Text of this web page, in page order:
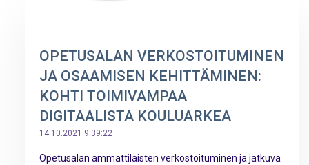
OPETUSALAN VERKOSTOITUMINEN
JA OSAAMISEN KEHITTÄMINEN:
KOHTI TOIMIVAMPAA
DIGITAALISTA KOULUARKEA
14.10.2021 9:39:22
Opetusalan ammattilaisten verkostoituminen ja jatkuva